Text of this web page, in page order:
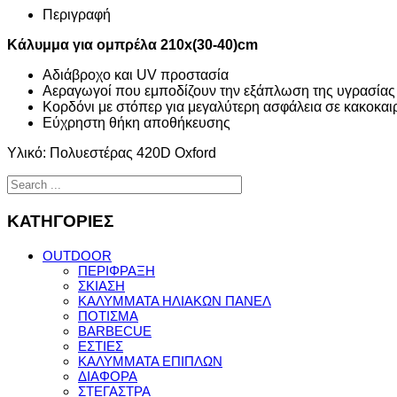
Περιγραφή
Κάλυμμα για ομπρέλα 210x(30-40)cm
Αδιάβροχο και UV προστασία
Αεραγωγοί που εμποδίζουν την εξάπλωση της υγρασίας
Κορδόνι με στόπερ για μεγαλύτερη ασφάλεια σε
Εύχρηστη θήκη αποθήκευσης
Υλικό: Πολυεστέρας 420D Oxford
ΚΑΤΗΓΟΡΙΕΣ
OUTDOOR
ΠΕΡΙΦΡΑΞΗ
ΣΚΙΑΣΗ
ΚΑΛΥΜΜΑΤΑ ΗΛΙΑΚΩΝ ΠΑΝΕΛ
ΠΟΤΙΣΜΑ
BARBECUE
ΕΣΤΙΕΣ
ΚΑΛΥΜΜΑΤΑ ΕΠΙΠΛΩΝ
ΔΙΑΦΟΡΑ
ΣΤΕΓΑΣΤΡΑ